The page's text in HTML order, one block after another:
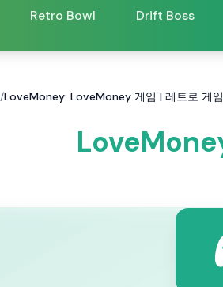
Retro Bowl Drift Boss
/LoveMoney: LoveMoney 게임 | 레트로 게임